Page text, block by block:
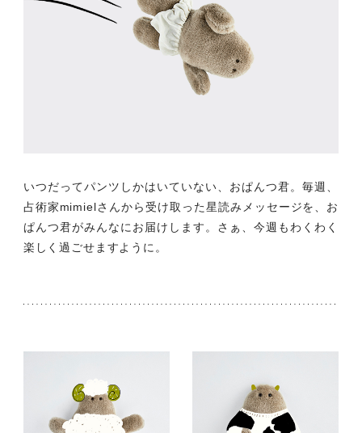
いつだってパンツしかはいていない、おぱんつ君。毎週、
占術家mimielさんから受け取った星読みメッセージを、お
ぱんつ君がみんなにお届けします。さぁ、今週もわくわく
楽しく過ごせますように。